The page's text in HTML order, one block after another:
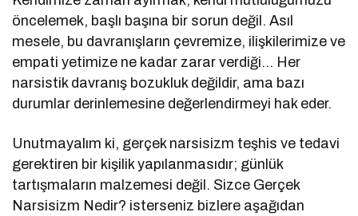
öncelemek, başlı başına bir sorun değil. Asıl
mesele, bu davranışların çevremize, ilişkilerimize ve
empati yetimize ne kadar zarar verdiği… Her
narsistik davranış bozukluk değildir, ama bazı
durumlar derinlemesine değerlendirmeyi hak eder.
Unutmayalım ki, gerçek narsisizm teşhis ve tedavi
gerektiren bir kişilik yapılanmasıdır; günlük
tartışmaların malzemesi değil. Sizce Gerçek
Narsisizm Nedir? isterseniz bizlere aşağıdan